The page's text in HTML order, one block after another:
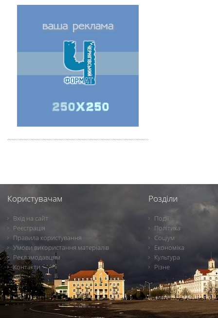
Користувачам
Вхід на сайт
Реєстрація
Правила користування
Умови використання матеріалів
Рекламодавцям
Контакти
Розділи
Події
Політика
Соціум
Економіка
Культура
Різне